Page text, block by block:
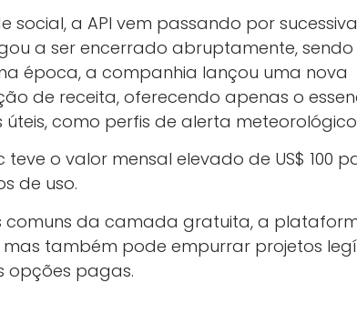
social, a API vem passando por
a ser encerrado abruptamente, sendo
época, a companhia lançou uma nova
de receita, oferecendo apenas o
como perfis de alerta
o valor mensal elevado de US$ 100
de uso.
comuns da camada gratuita, a
também pode empurrar projetos
opções pagas.